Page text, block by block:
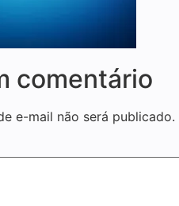
comentário
e-mail não será publicado.